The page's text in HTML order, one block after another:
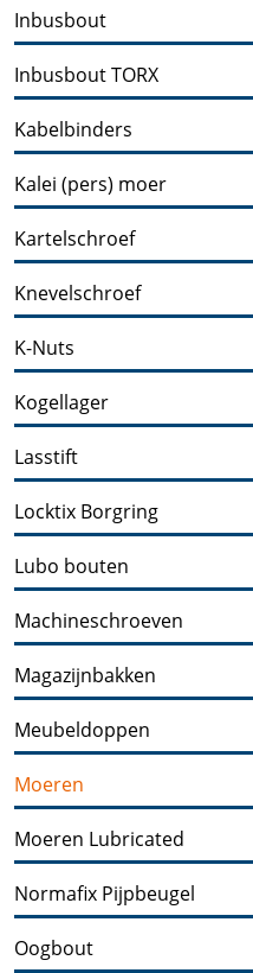
Inbusbout
Inbusbout TORX
Kabelbinders
Kalei (pers) moer
Kartelschroef
Knevelschroef
K-Nuts
Kogellager
Lasstift
Locktix Borgring
Lubo bouten
Machineschroeven
Magazijnbakken
Meubeldoppen
Moeren
Moeren Lubricated
Normafix Pijpbeugel
Oogbout